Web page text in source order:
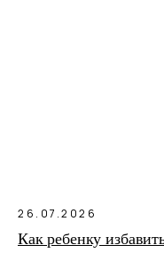
26.07.2026
Как ребенку